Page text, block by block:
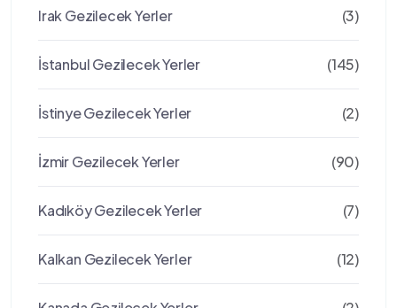
Irak Gezilecek Yerler (3)
İstanbul Gezilecek Yerler (145)
İstinye Gezilecek Yerler (2)
İzmir Gezilecek Yerler (90)
Kadıköy Gezilecek Yerler (7)
Kalkan Gezilecek Yerler (12)